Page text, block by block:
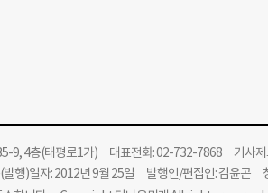
9, 4층(태평로1가) 대표전화: 02-732-7868 기사제
행)일자: 2012년 9월 25일 발행인/편집인: 김윤곤